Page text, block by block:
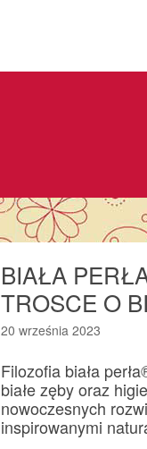
BIAŁA
TROSCE O
20 września 2023
Filozofia biała
białe zęby oraz
nowoczesnych
inspirowanymi